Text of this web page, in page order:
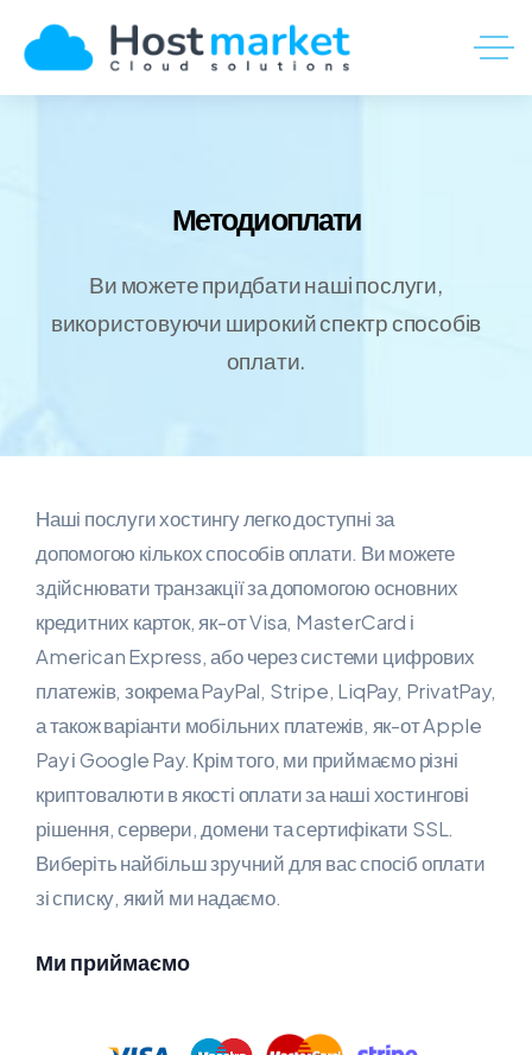
Методи оплати
Ви можете придбати наші послуги,
використовуючи широкий спектр способів
оплати.
Наші послуги хостингу легко доступні за
допомогою кількох способів оплати. Ви можете
здійснювати транзакції за допомогою основних
кредитних карток, як-от Visa, MasterCard і
American Express, або через системи цифрових
платежів, зокрема PayPal, Stripe, LiqPay, PrivatPay,
а також варіанти мобільних платежів, як-от Apple
Pay і Google Pay. Крім того, ми приймаємо різні
криптовалюти в якості оплати за наші хостингові
рішення, сервери, домени та сертифікати SSL.
Виберіть найбільш зручний для вас спосіб оплати
зі списку, який ми надаємо.
Ми приймаємо